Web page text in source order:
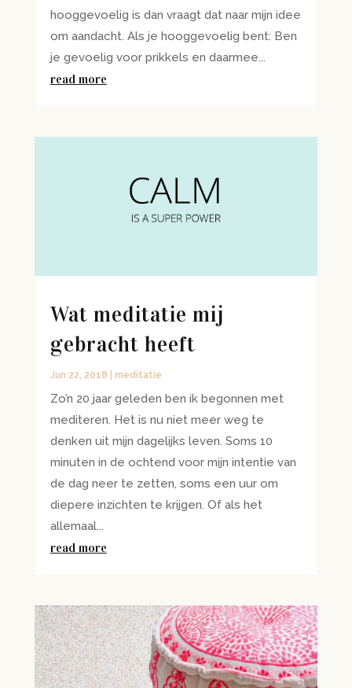
hooggevoelig is dan vraagt dat naar mijn idee
om aandacht. Als je hooggevoelig bent: Ben
je gevoelig voor prikkels en daarmee...
read more
Wat meditatie mij
gebracht heeft
Jun 22, 2018 meditatie
Zo’n 20 jaar geleden ben ik begonnen met
mediteren. Het is nu niet meer weg te
denken uit mijn dagelijks leven. Soms 10
minuten in de ochtend voor mijn intentie van
de dag neer te zetten, soms een uur om
diepere inzichten te krijgen. Of als het
allemaal...
read more